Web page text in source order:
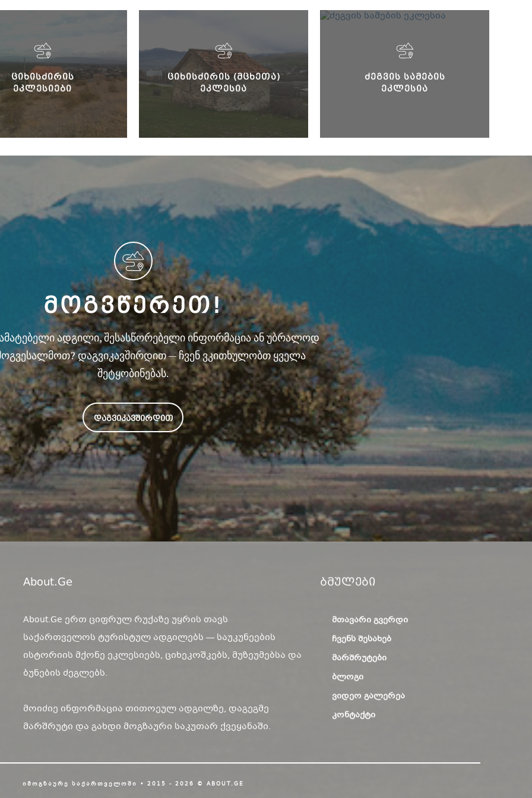
ᲪᲘᲮᲘᲡᲫᲘᲠᲘᲡ
ᲔᲙᲚᲔᲡᲘᲔᲑᲘ
ᲪᲘᲮᲘᲡᲫᲘᲠᲘᲡ (ᲛᲪᲮᲔᲗᲐ)
ᲔᲙᲚᲔᲡᲘᲐ
ᲫᲔᲒᲕᲘᲡ ᲡᲐᲛᲔᲑᲘᲡ
ᲔᲙᲚᲔᲡᲘᲐ
ᲛᲝᲒᲕᲬᲔᲠᲔᲗ!
ადგილი, შესასწორებელი ინფორმაცია ან უბრალოდ
დაგვიკავშირდით — ჩვენ ვკითხულობთ ყველა
შეტყობინებას.
ᲓᲐᲒᲕᲘᲙᲐᲕᲨᲘᲠᲓᲘᲗ
About.ge
About.Ge ერთ ციფრულ რუქაზე უყრის თავს
საქართველოს ტურისტულ ადგილებს — საუკუნეების
ისტორიის მქონე ეკლესიებს, ციხეკოშკებს, მუზეუმებსა და
ბუნების ძეგლებს.
მოიძიე ინფორმაცია თითოეულ ადგილზე, დაგეგმე
მარშრუტი და გახდი მოგზაური საკუთარ ქვეყანაში.
Ბმულები
ᲛᲗᲐᲕᲐᲠᲘ ᲒᲕᲔᲠᲓᲘ
ᲩᲕᲔᲜᲡ ᲨᲔᲡᲐᲮᲔᲑ
ᲛᲐᲠᲨᲠᲣᲢᲔᲑᲘ
ᲑᲚᲝᲒᲘ
ᲕᲘᲓᲔᲝ ᲒᲐᲚᲔᲠᲔᲐ
ᲙᲝᲜᲢᲐᲥᲢᲘ
ᲘᲛᲝᲒᲖᲐᲣᲠᲔ ᲡᲐᲥᲐᲠᲗᲕᲔᲚᲝᲨᲘ • 2015 - 2026 © ABOUT.GE